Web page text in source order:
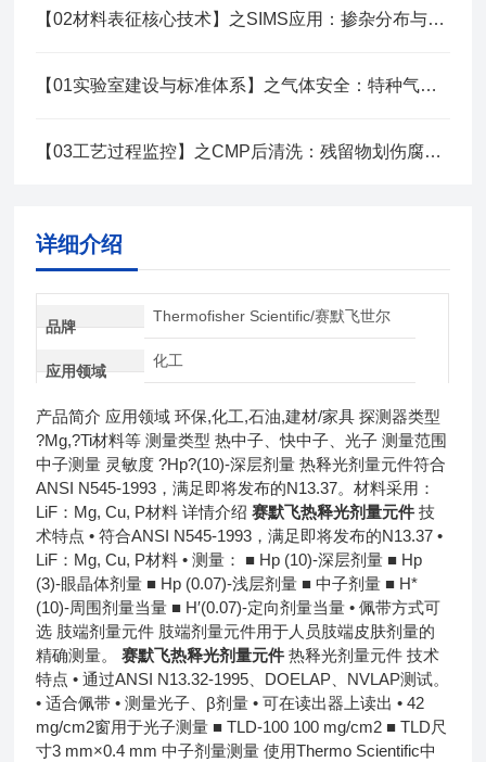
【02材料表征核心技术】之SIMS应用：掺杂分布与扩散研究技术
【01实验室建设与标准体系】之气体安全：特种气体全链路管理策略
【03工艺过程监控】之CMP后清洗：残留物划伤腐蚀检测控制技术
详细介绍
品牌
Thermofisher Scientific/赛默飞世尔
应用领域
化工
产品简介 应用领域 环保,化工,石油,建材/家具 探测器类型
?Mg,?Ti材料等 测量类型 热中子、快中子、光子 测量范围
中子测量 灵敏度 ?Hp?(10)-深层剂量 热释光剂量元件符合
ANSI N545-1993，满足即将发布的N13.37。材料采用：
LiF：Mg, Cu, P材料 详情介绍赛默飞热释光剂量元件 技
术特点 • 符合ANSI N545-1993，满足即将发布的N13.37 •
LiF：Mg, Cu, P材料 • 测量： ■ Hp (10)-深层剂量 ■ Hp
(3)-眼晶体剂量 ■ Hp (0.07)-浅层剂量 ■ 中子剂量 ■ H*
(10)-周围剂量当量 ■ H′(0.07)-定向剂量当量 • 佩带方式可
选 肢端剂量元件 肢端剂量元件用于人员肢端皮肤剂量的
精确测量。赛默飞热释光剂量元件 热释光剂量元件 技术
特点 • 通过ANSI N13.32-1995、DOELAP、NVLAP测试。
• 适合佩带 • 测量光子、β剂量 • 可在读出器上读出 • 42
mg/cm2窗用于光子测量 ■ TLD-100 100 mg/cm2 ■ TLD尺
寸3 mm×0.4 mm 中子剂量测量 使用Thermo Scientific中